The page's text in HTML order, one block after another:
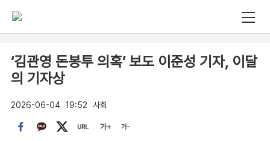
‘김관영 돈봉투 의혹’ 보도 이준성 기자, 이달
의 기자상
2026-06-04 19:52 사회